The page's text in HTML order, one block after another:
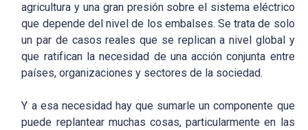
agricultura y una gran presión sobre el sistema eléctrico
que depende del nivel de los embalses. Se trata de solo
un par de casos reales que se replican a nivel global y
que ratifican la necesidad de una acción conjunta entre
países, organizaciones y sectores de la sociedad.
Y a esa necesidad hay que sumarle un componente que
puede replantear muchas cosas, particularmente en las